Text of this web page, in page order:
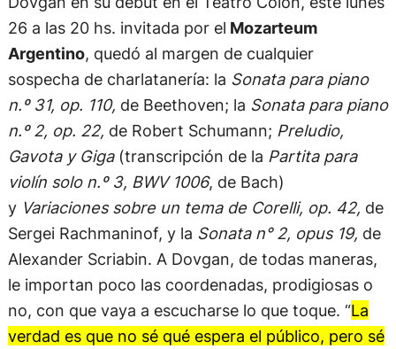
26 a las 20 hs. invitada por el Mozarteum
Argentino, quedó al margen de cualquier
sospecha de charlatanería: la Sonata para piano
n.º 31, op. 110, de Beethoven; la Sonata para piano
n.º 2, op. 22, de Robert Schumann; Preludio,
Gavota y Giga(transcripción de la Partita para
violín solo n.º 3, BWV 1006, de Bach)
y Variaciones sobre un tema de Corelli, op. 42, de
Sergei Rachmaninof, y la Sonata n° 2, opus 19, de
Alexander Scriabin. A Dovgan, de todas maneras,
le importan poco las coordenadas, prodigiosas o
no, con que vaya a escucharse lo que toque. “La
verdad es que no sé qué espera el público, pero sé